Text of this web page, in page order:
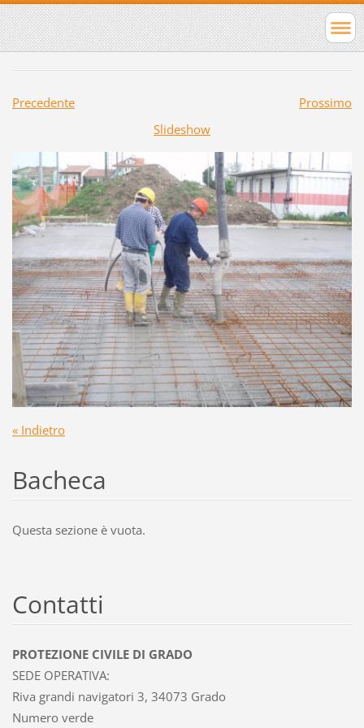
Precedente
Prossimo
Slideshow
« Indietro
Bacheca
Questa sezione è vuota.
Contatti
PROTEZIONE CIVILE DI GRADO
SEDE OPERATIVA:
Riva grandi navigatori 3, 34073 Grado
Numero verde